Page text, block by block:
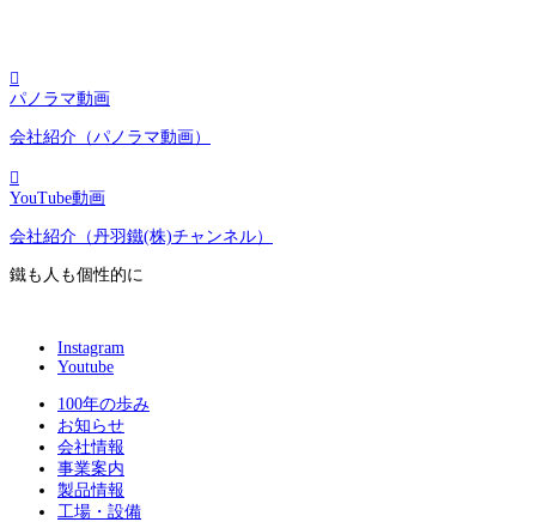

パノラマ動画
会社紹介（パノラマ動画）

YouTube動画
会社紹介（丹羽鐵(株)チャンネル）
鐵も人も個性的に
Instagram
Youtube
100年の歩み
お知らせ
会社情報
事業案内
製品情報
工場・設備